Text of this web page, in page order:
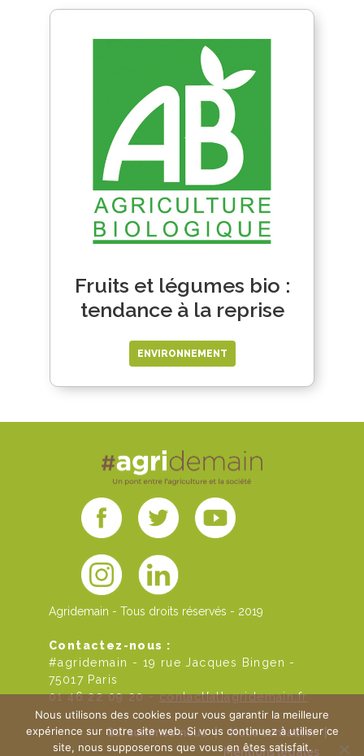
Fruits et légumes bio :
tendance à la reprise
ENVIRONNEMENT
Agridemain - Tous droits réservés - 2019
Contactez-nous :
#agridemain - 19 rue Jacques Bingen -
75017 Paris
01 46 22 09 20 -contact[at]agridemain.fr
Qui sommes-nous | Nous contacter
|
Mentions légales
Nous utilisons des cookies pour vous garantir la meilleure
expérience sur notre site web. Si vous continuez à utiliser ce
site, nous supposerons que vous en êtes satisfait.